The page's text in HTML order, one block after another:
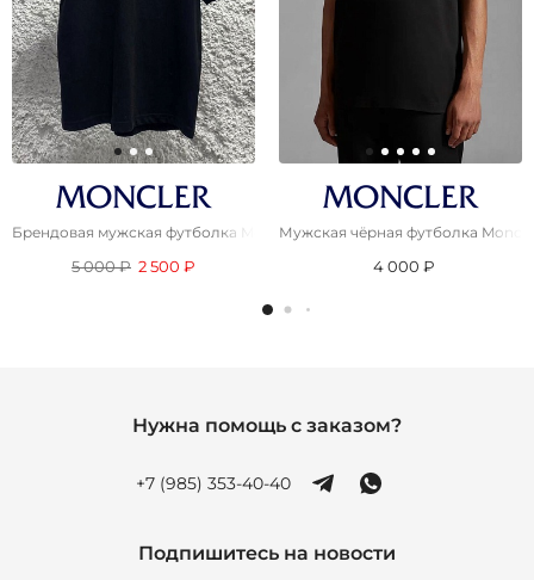
Брендовая мужская футболка Moncler чёрного цвета
5 000 ₽ 2 500 ₽
Мужская чёрная футболка
4 000 ₽
Нужна помощь с заказом?
+7 (985) 353-40-40
Подпишитесь на новости